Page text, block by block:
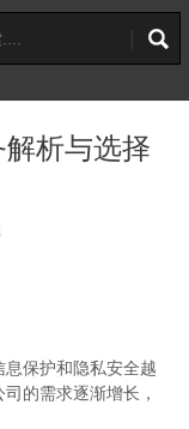
析与选择
保护和隐私安全越
的需求逐渐增长，